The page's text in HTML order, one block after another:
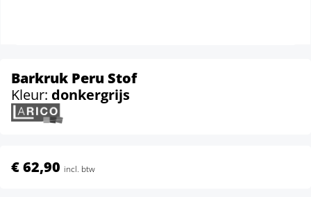
Barkruk Peru Stof
Kleur: donkergrijs
€ 62,90 incl. btw